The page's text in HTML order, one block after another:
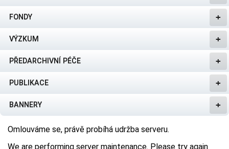
FONDY
VÝZKUM
PŘEDARCHIVNÍ PÉČE
PUBLIKACE
BANNERY
Omlouváme se, právě probíhá udržba serveru.
We are performing server maintenance. Please try again